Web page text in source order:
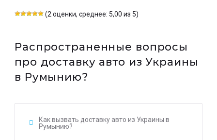
(2 оценки, среднее: 5,00 из 5)
Распространенные вопросы
про доставку авто из Украины
в Румынию?
Как вызвать доставку авто из Украины в
Румынию?